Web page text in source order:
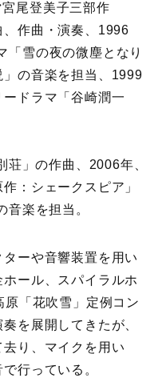
尾登美子三部作
、作曲・演奏、1996
雪の夜の微塵となり
の音楽を担当、1999
ドラマ「谷崎潤一
」の作曲、2006年、
：シェークスピア」
音楽を担当。
ーや音響装置を用い
ール、スパイラルホ
「花吹雪」定例コン
を展開してきたが、
り、マイクを用い
行っている。